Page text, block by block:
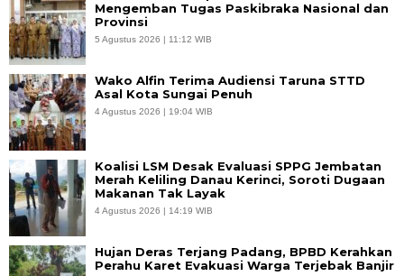
Mengemban Tugas Paskibraka Nasional dan
Provinsi
5 Agustus 2026 | 11:12 WIB
Wako Alfin Terima Audiensi Taruna STTD
Asal Kota Sungai Penuh
4 Agustus 2026 | 19:04 WIB
Koalisi LSM Desak Evaluasi SPPG Jembatan
Merah Keliling Danau Kerinci, Soroti Dugaan
Makanan Tak Layak
4 Agustus 2026 | 14:19 WIB
Hujan Deras Terjang Padang, BPBD Kerahkan
Perahu Karet Evakuasi Warga Terjebak Banjir